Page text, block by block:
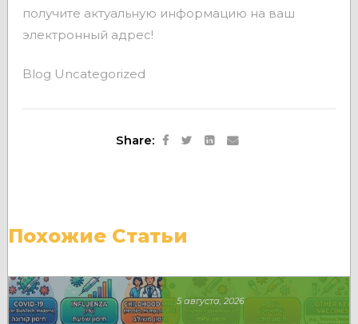
получите актуальную информацию на ваш
электронный адрес!
Blog Uncategorized
Share:
Похожие Статьи
5 августа, 2026